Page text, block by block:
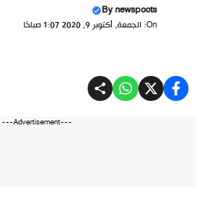
Bynewspoots
On: الجمعة, أكتوبر 9, 2020 1:07 صباحًا
---Advertisement---